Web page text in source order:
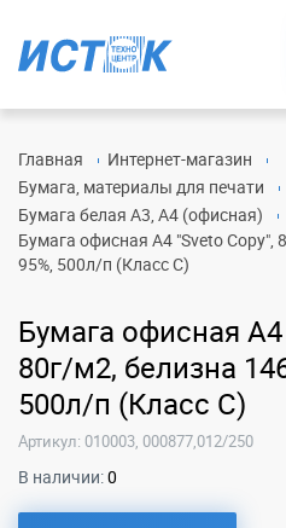
Главная
Интернет-магазин
Бумага, материалы для печати
Бумага белая А3, А4 (офисная)
Бумага офисная А4 "Sveto Copy",
95%, 500л/п (Класс С)
Бумага офисная
80г/м2, белизна
500л/п (Класс С)
Артикул: 010003, 000877,012/250
В наличии:0